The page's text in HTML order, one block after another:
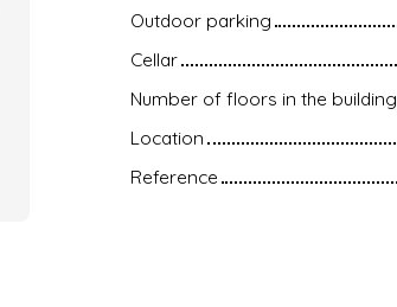
Outdoor parking
Cellar
Number of floors in the building
Location
Reference